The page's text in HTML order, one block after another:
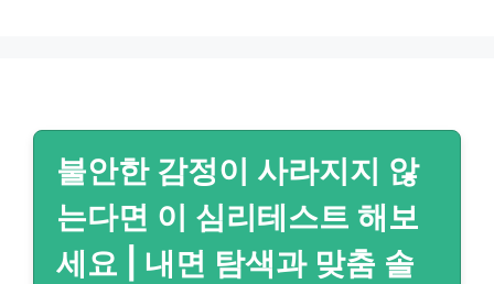
불안한 감정이 사라지지 않
는다면 이 심리테스트 해보
세요 | 내면 탐색과 맞춤 솔